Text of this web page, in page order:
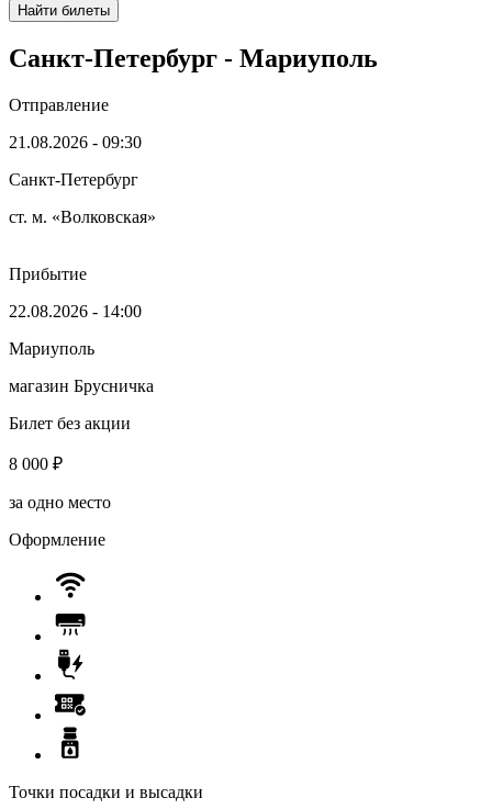
Найти билеты
Санкт-Петербург - Мариуполь
Отправление
21.08.2026 - 09:30
Санкт-Петербург
ст. м. «Волковская»
Прибытие
22.08.2026 - 14:00
Мариуполь
магазин Брусничка
Билет без акции
8 000 ₽
за одно место
Оформление
Точки посадки и высадки